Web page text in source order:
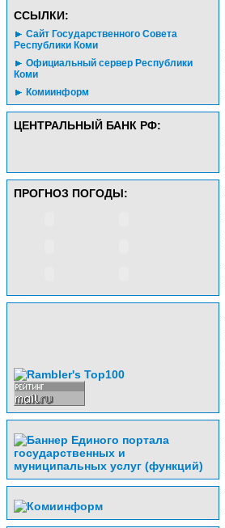
CСЫЛКИ:
Сайт Государственного Совета
Республики Коми
Официальный сервер Республики
Коми
Комиинформ
ЦЕНТРАЛЬНЫЙ БАНК РФ:
ПРОГНОЗ ПОГОДЫ: